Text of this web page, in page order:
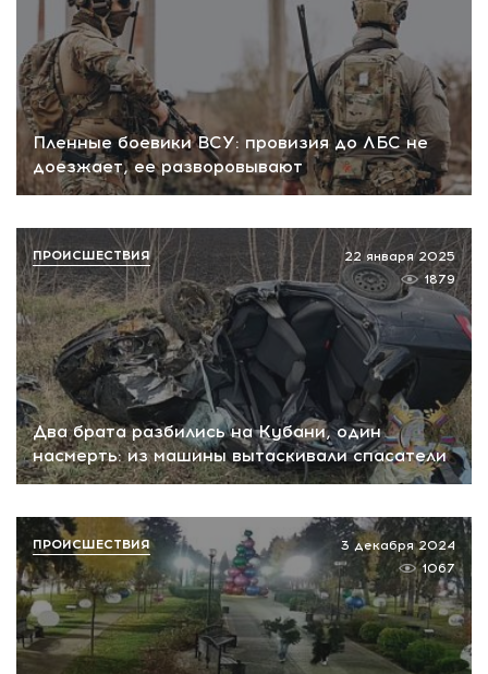
Пленные боевики ВСУ: провизия до ЛБС не
доезжает, ее разворовывают
Два брата разбились на Кубани, один
насмерть: из машины вытаскивали спасатели
22 января 2025
1879
ПРОИСШЕСТВИЯ
3 декабря 2024
1067
ПРОИСШЕСТВИЯ